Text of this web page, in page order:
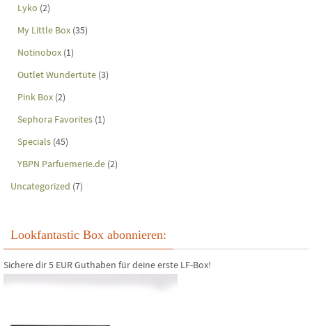
Lyko (2)
My Little Box (35)
Notinobox (1)
Outlet Wundertüte (3)
Pink Box (2)
Sephora Favorites (1)
Specials (45)
YBPN Parfuemerie.de (2)
Uncategorized (7)
Lookfantastic Box abonnieren:
Sichere dir 5 EUR Guthaben für deine erste LF-Box!